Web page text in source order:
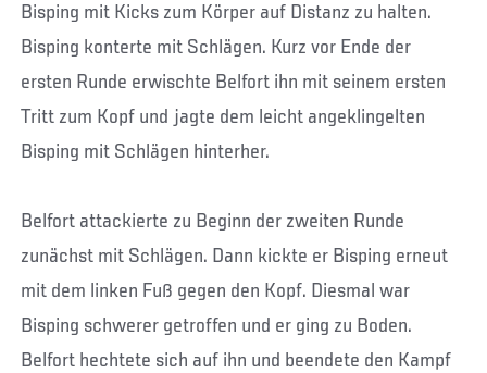
Bisping mit Kicks zum Körper auf Distanz zu halten.
Bisping konterte mit Schlägen. Kurz vor Ende der
ersten Runde erwischte Belfort ihn mit seinem ersten
Tritt zum Kopf und jagte dem leicht angeklingelten
Bisping mit Schlägen hinterher.
Belfort attackierte zu Beginn der zweiten Runde
zunächst mit Schlägen. Dann kickte er Bisping erneut
mit dem linken Fuß gegen den Kopf. Diesmal war
Bisping schwerer getroffen und er ging zu Boden.
Belfort hechtete sich auf ihn und beendete den Kampf